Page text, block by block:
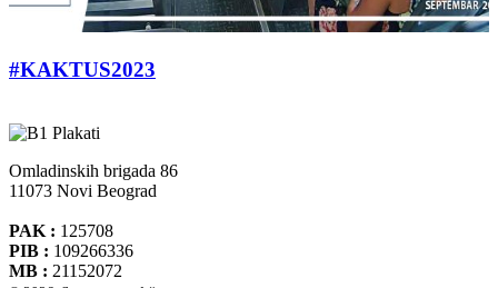
#KAKTUS2023
Omladinskih brigada 86
11073 Novi Beograd
PAK : 125708
PIB : 109266336
MB : 21152072